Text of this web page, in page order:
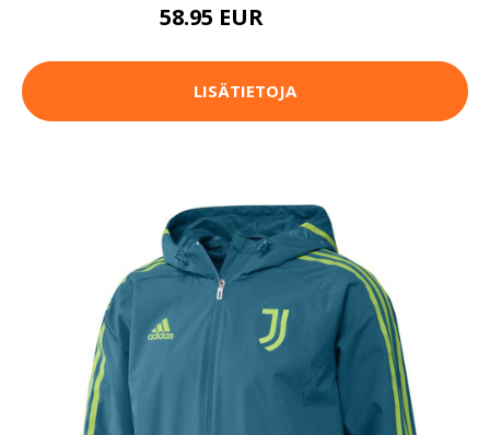
58.95 EUR
LISÄTIETOJA